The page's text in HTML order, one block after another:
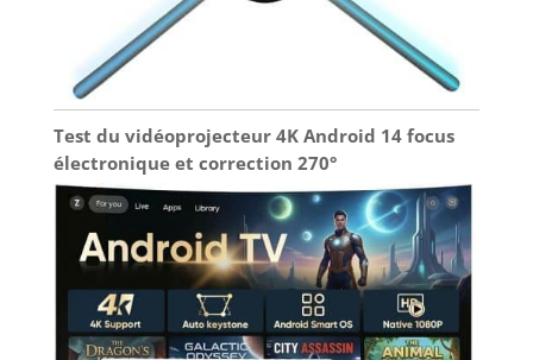
Test du vidéoprojecteur 4K Android 14 focus
électronique et correction 270°